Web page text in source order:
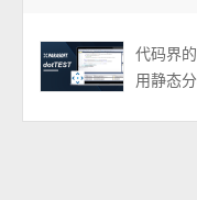
代码界
用静态